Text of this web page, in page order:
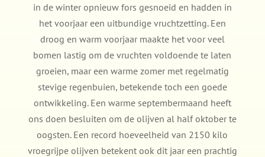
in de winter opnieuw fors gesnoeid en hadden in
het voorjaar een uitbundige vruchtzetting. Een
droog en warm voorjaar maakte het voor veel
bomen lastig om de vruchten voldoende te laten
groeien, maar een warme zomer met regelmatig
stevige regenbuien, betekende toch een goede
ontwikkeling. Een warme septembermaand heeft
ons doen besluiten om de olijven al half oktober te
oogsten. Een record hoeveelheid van 2150 kilo
vroegrijpe olijven betekent ook dit jaar een prachtig